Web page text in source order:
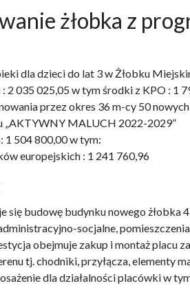
żłobka z
dla dzieci do lat 3 w Żłobku
2 035 025,05 w tym środki z KPO : 1
przez okres 36 m-cy 50
„AKTYWNY MALUCH 2022-2029”
1 504 800,00 w tym:
europejskich : 1 241 760,96
się budowę budynku nowego
socjalne,
obejmuje zakup i montaż placu
tj. chodniki, przyłącza, elementy
dla działalności placówki w